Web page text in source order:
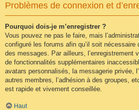
Problèmes de connexion et
Pourquoi dois-je m’enregistrer ?
Vous pouvez ne pas le faire, mais
configuré les forums afin qu’il soit nécessaire
des messages. Par ailleurs, l’enregistrement
de fonctionnalités supplémentaires
avatars personnalisés, la messagerie privée,
autres membres, l’adhésion à des groupes,
est rapide et vivement conseillée.
Haut